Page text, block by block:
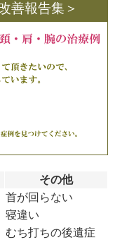
善報告集＞
その他
首が回らない
寝違い
むち打ちの後遺症